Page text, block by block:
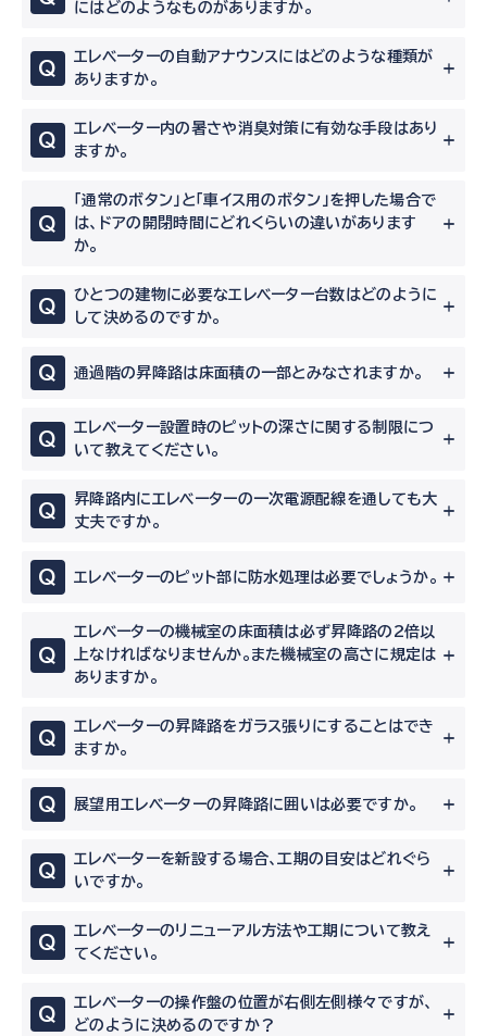
にはどのようなものがありますか。
Q
エレベーターの自動アナウンスにはどのような種類が
ありますか。
Q
エレベーター内の暑さや消臭対策に有効な手段はあり
ますか。
Q
「通常のボタン」と「車イス用のボタン」を押した場合で
は、ドアの開閉時間にどれくらいの違いがあります
か。
Q
ひとつの建物に必要なエレベーター台数はどのように
して決めるのですか。
Q 通過階の昇降路は床面積の一部とみなされますか。
Q
エレベーター設置時のピットの深さに関する制限につ
いて教えてください。
Q
昇降路内にエレベーターの一次電源配線を通しても大
丈夫ですか。
Q エレベーターのピット部に防水処理は必要でしょうか。
Q
エレベーターの機械室の床面積は必ず昇降路の2倍以
上なければなりませんか。また機械室の高さに規定は
ありますか。
Q
エレベーターの昇降路をガラス張りにすることはでき
ますか。
Q 展望用エレベーターの昇降路に囲いは必要ですか。
Q
エレベーターを新設する場合、工期の目安はどれぐら
いですか。
Q
エレベーターのリニューアル方法や工期について教え
てください。
Q
エレベーターの操作盤の位置が右側左側様々ですが、
どのように決めるのですか？